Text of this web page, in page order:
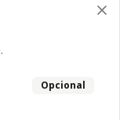
Opcional